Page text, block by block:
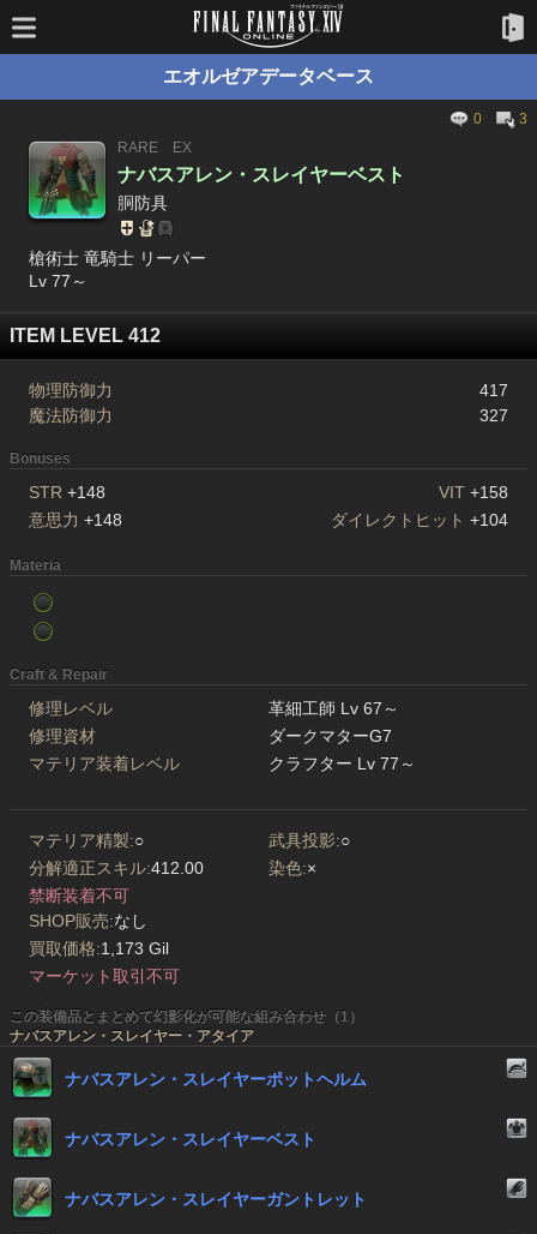
エオルゼアデータベース
0
3
RARE
EX
ナバスアレン・スレイヤーベスト
胴防具
槍術士 竜騎士 リーパー
Lv 77～
ITEM LEVEL 412
物理防御力
417
魔法防御力
327
Bonuses
STR +148 VIT +158
意思力 +148 ダイレクトヒット +104
Materia
Craft & Repair
修理レベル
革細工師 Lv 67～
修理資材
ダークマターG7
マテリア装着レベル
クラフター Lv 77～
マテリア精製:○ 武具投影:○
分解適正スキル:412.00 染色:×
禁断装着不可
SHOP販売:なし
買取価格:1,173 Gil
マーケット取引不可
この装備品とまとめて幻影化が可能な組み合わせ（1）
ナバスアレン・スレイヤー・アタイア
ナバスアレン・スレイヤーポットヘルム
ナバスアレン・スレイヤーベスト
ナバスアレン・スレイヤーガントレット